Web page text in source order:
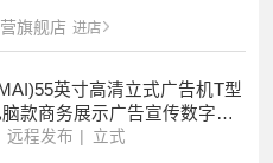
旗舰店 进店
英寸高清立式广告机T型
款商务展示广告宣传数字标
触控)
远程发布 立式